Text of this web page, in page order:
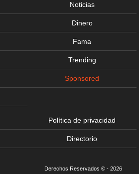
Noticias
Dinero
Fama
Trending
Sponsored
Política de privacidad
Directorio
Derechos Reservados © - 2026